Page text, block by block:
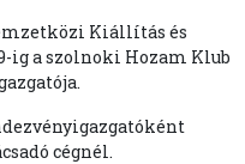
Kiállítás és
ig a szolnoki Hozam Klub
cégnél.